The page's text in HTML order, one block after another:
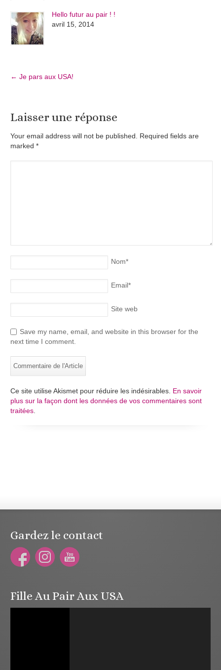
Hello futur au pair ! !
avril 15, 2014
← Je pars aux USA!
Laisser une réponse
Your email address will not be published. Required fields are
marked*
Nom*
Email*
Site web
Save my name, email, and website in this browser for the
next time I comment.
Ce site utilise Akismet pour réduire les indésirables. En savoir
plus sur la façon dont les données de vos commentaires sont
traitées
Gardez le contact
Fille Au Pair Aux USA